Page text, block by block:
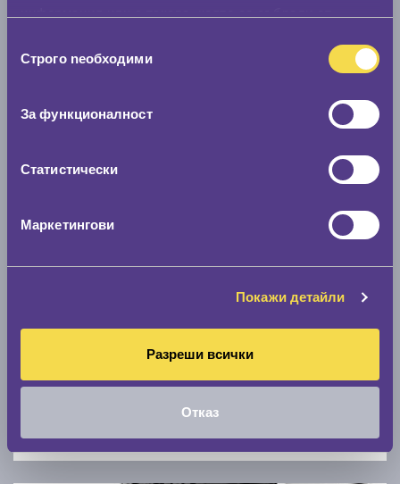
наСтрого nеобходими
За функционалност
Статистически
Маркетингови
Покажи детайли
Разреши всички
Отказ